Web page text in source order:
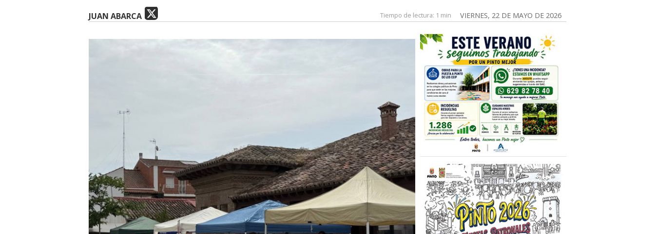
JUAN ABARCA VIERNES, 22 DE MAYO DE 2026
Tiempo de lectura: 1 min